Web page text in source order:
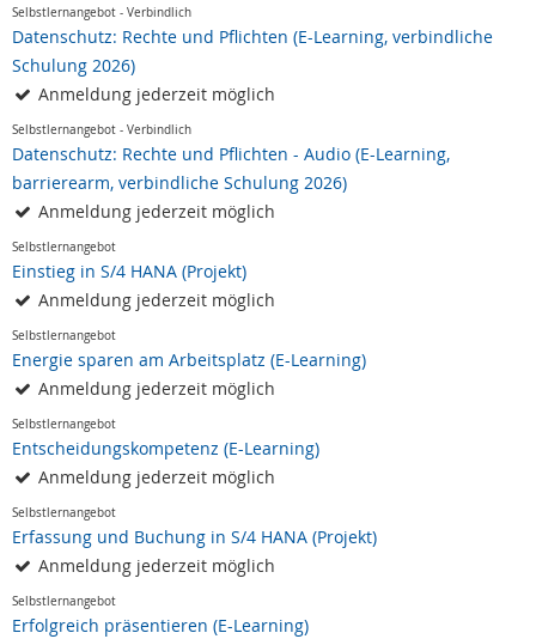
Selbstlernangebot - Verbindlich
Datenschutz: Rechte und Pflichten (E-Learning, verbindliche
Schulung 2026)
Anmeldung jederzeit möglich
Selbstlernangebot - Verbindlich
Datenschutz: Rechte und Pflichten - Audio (E-Learning,
barrierearm, verbindliche Schulung 2026)
Anmeldung jederzeit möglich
Selbstlernangebot
Einstieg in S/4 HANA (Projekt)
Anmeldung jederzeit möglich
Selbstlernangebot
Energie sparen am Arbeitsplatz (E-Learning)
Anmeldung jederzeit möglich
Selbstlernangebot
Entscheidungskompetenz (E-Learning)
Anmeldung jederzeit möglich
Selbstlernangebot
Erfassung und Buchung in S/4 HANA (Projekt)
Anmeldung jederzeit möglich
Selbstlernangebot
Erfolgreich präsentieren (E-Learning)